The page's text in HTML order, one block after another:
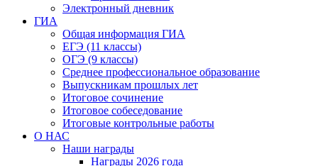
Электронный дневник
ГИА
Общая информация ГИА
ЕГЭ (11 классы)
ОГЭ (9 классы)
Среднее профессиональное образование
Выпускникам прошлых лет
Итоговое сочинение
Итоговое собеседование
Итоговые контрольные работы
О НАС
Наши награды
Награды 2026 года